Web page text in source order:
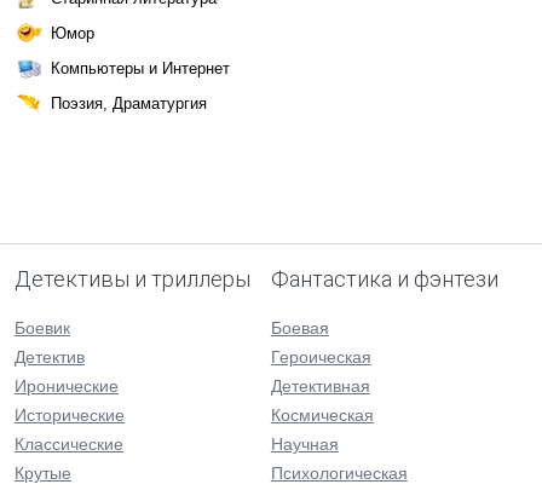
Юмор
Компьютеры и Интернет
Поэзия, Драматургия
Детективы и триллеры
Боевик
Детектив
Иронические
Исторические
Классические
Крутые
Фантастика и фэнтези
Боевая
Героическая
Детективная
Космическая
Научная
Психологическая